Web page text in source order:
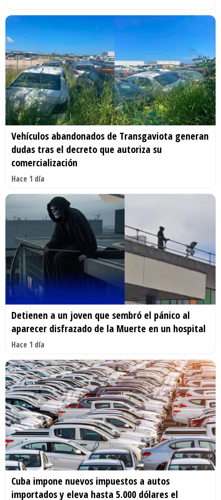
Vehículos abandonados de Transgaviota generan
dudas tras el decreto que autoriza su
comercialización
Hace 1 día
Detienen a un joven que sembró el pánico al
aparecer disfrazado de la Muerte en un hospital
Hace 1 día
Cuba impone nuevos impuestos a autos
importados y eleva hasta 5.000 dólares el